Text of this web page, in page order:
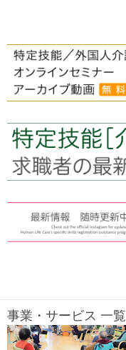
事業・サービス 一覧